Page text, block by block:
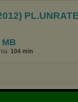
MB
104 min